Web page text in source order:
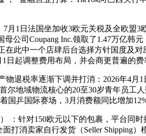
1日法国坐加收3欧元关税及全欧盟3
公司Coupang Inc.领取了1.47万亿韩
此中一个店肆后台选择方针国度及
日起调整费用布局，并会商更普遍的费
税率逐渐下调并打消：2026年4月1
地域物流核心的20至30岁青年员工人
国乒国际赛场，3月消费额同比增加
针对150欧元以下的包裹，平台同时
消卖家自行发货（Seller Shipping）